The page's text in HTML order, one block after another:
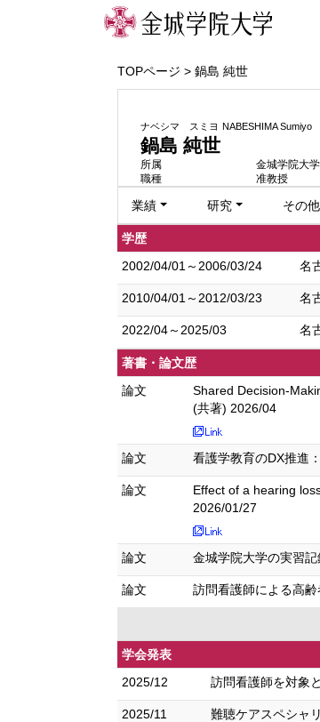
TOPページ > 鍋島 純世
ナベシマ スミヨ NABESHIMA Sumiyo
鍋島 純世
所属
金城学院大
職種
准教授
業績 研究 その他
学歴
2002/04/01～2006/03/24
名
2010/04/01～2012/03/23 名
2022/04～2025/03 名
著書・論文歴
論文
Shared Decision-
(共著) 2026/04
論文 看護学教育のDX推進
論文
Effect of a hearing
2026/01/27
論文 金城学院大学の実習
論文 訪問看護師による高
学会発表
2025/12
訪問看護師を対象
2025/11 難聴ケアスペシャ